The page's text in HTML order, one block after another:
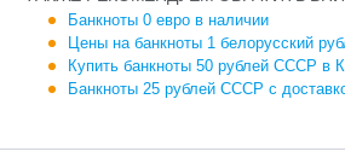
Банкноты 0 евро в наличии
Цены на банкноты 1 белорусский
Купить банкноты 50 рублей СССР в
Банкноты 25 рублей СССР с